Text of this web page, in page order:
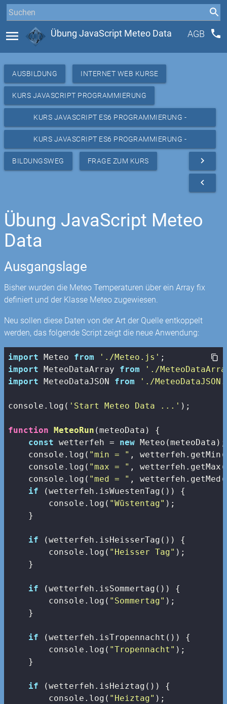
menu Übung JavaScript Meteo Data AGB phone
AUSBILDUNG INTERNET WEB KURSE
KURS JAVASCRIPT PROGRAMMIERUNG
KURS JAVASCRIPT ES6 PROGRAMMIERUNG -
RESSOURCEN
KURS JAVASCRIPT ES6 PROGRAMMIERUNG -
REPETITION METEO
BILDUNGSWEG FRAGE ZUM KURS navigate_next
navigate_before
Übung JavaScript Meteo
Data
Ausgangslage
Bisher wurden die Meteo Temperaturen über ein Array fix
definiert und der Klasse Meteo zugewiesen.
Neu sollen diese Daten von der Art der Quelle entkoppelt
werden, das folgende Script zeigt die neue Anwendung:
import Meteo from './Meteo.js'
import MeteoDataArray from
'./
import MeteoDataJSON from './
console .log( 'Start Meteo Data ...' );
function MeteoRun (meteoData ) {
const wetterfeh = new Meteo(meteoData);
console .log( "min = " ,
console .log( "max = " ,
console .log( "med = " ,
if (wetterfeh.isWuestenTag()) {
console .log( "Wüstentag" );
    }
if (wetterfeh.isHeisserTag()) {
console .log( "Heisser Tag" );
    }
if (wetterfeh.isSommertag()) {
console .log( "Sommertag" );
    }
if (wetterfeh.isTropennacht()) {
console .log( "Tropennacht" );
    }
if (wetterfeh.isHeiztag()) {
console .log( "Heiztag" );